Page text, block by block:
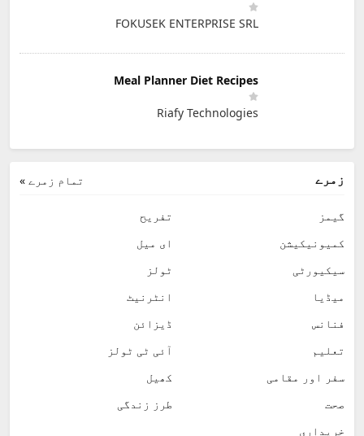
FOKUSEK ENTERPRISE SRL
Meal Planner Diet Recipes
Riafy Technologies
تمام زمرے » زمرے
گیمز
تفریح
کمیونیکیشن
ای میل
سیکیورٹی
ٹولز
میڈیا
انٹرنیٹ
فنانس
ڈیزائن
تعلیم
آئی ٹی ٹولز
سفر اور مقامی
کھیل
صحت
طرز زندگی
خریداری